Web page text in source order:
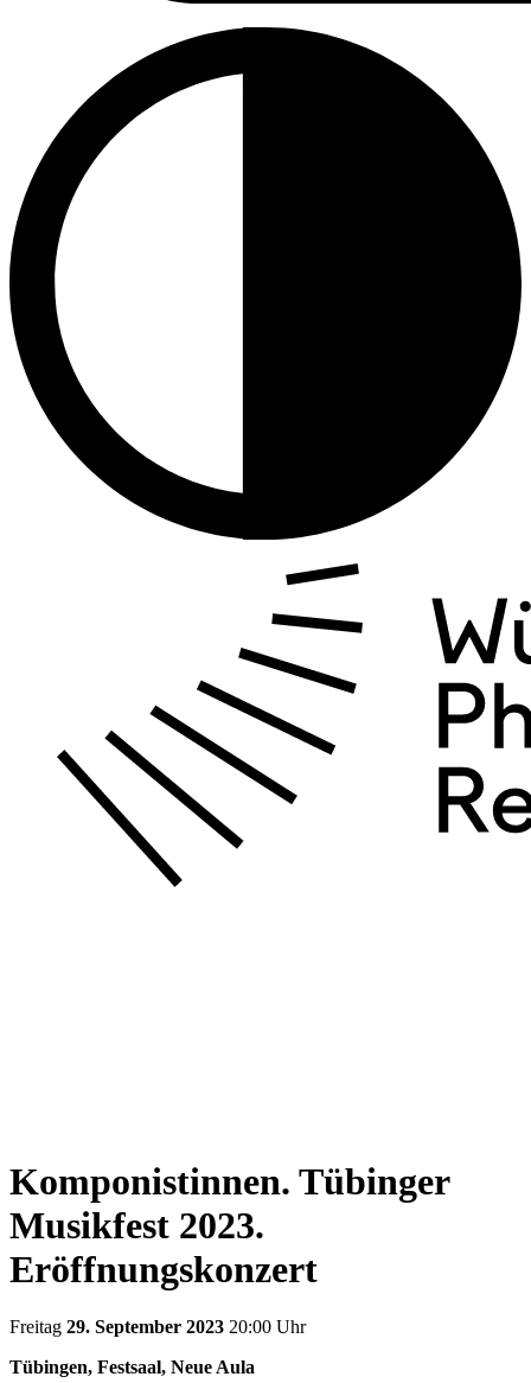
Komponistinnen. Tübinger
Musikfest 2023.
Eröffnungskonzert
Freitag 29. September 2023 20:00 Uhr
Tübingen, Festsaal, Neue Aula